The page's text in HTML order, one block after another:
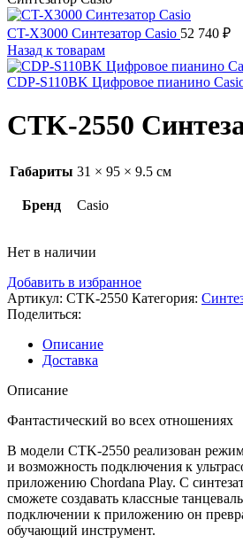
CT-X3000 Синтезатор Casio 52 740 ₽
Назад к товарам
CDP-S110BK Цифровое пианино
CTK-2550
Габариты 31 × 95 × 9.5 см
Бренд Casio
Нет в наличии
Добавить в избранное
Артикул: CTK-2550 Категория:
Поделиться:
Описание
Доставка
Описание
Фантастический во всех отношениях
В модели CTK-2550 реализован
и возможность подключения к
приложению Chordana Play. С
сможете создавать классные
подключении к приложению он
обучающий инструмент.